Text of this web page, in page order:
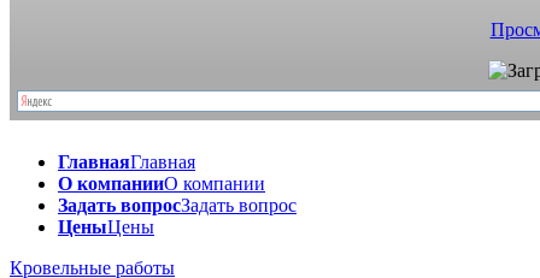
ГлавнаяГлавная
О компанииО компании
Задать вопросЗадать вопрос
ЦеныЦены
Кровельные работы